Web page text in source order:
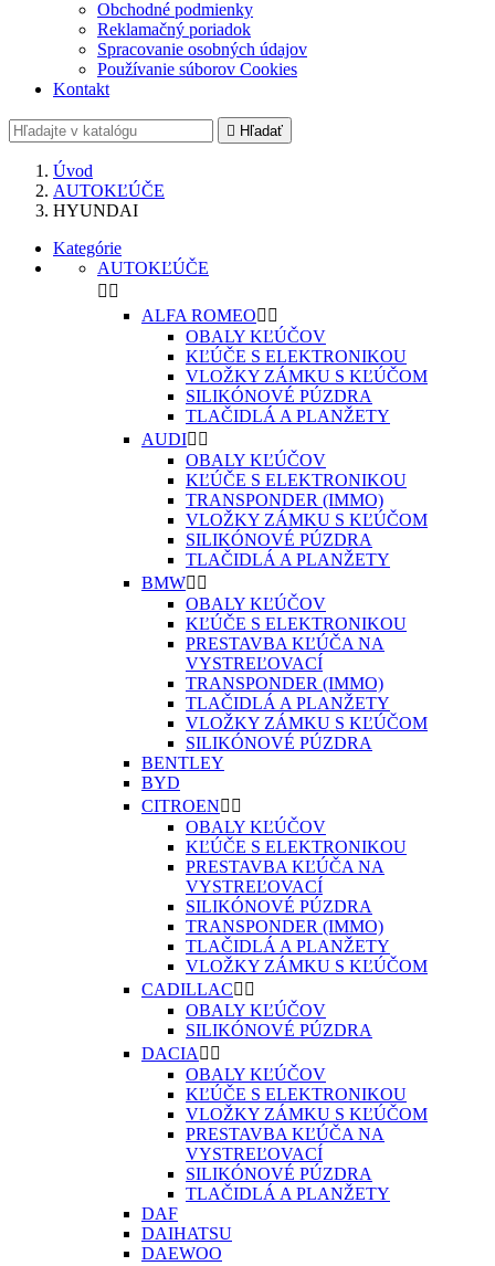
Obchodné podmienky
Reklamačný poriadok
Spracovanie osobných údajov
Používanie súborov Cookies
Kontakt
 Hľadať
Úvod
AUTOKĽÚČE
HYUNDAI
Kategórie
AUTOKĽÚČE
 
ALFA ROMEO 
OBALY KĽÚČOV
KĽÚČE S ELEKTRONIKOU
VLOŽKY ZÁMKU S KĽÚČOM
SILIKÓNOVÉ PÚZDRA
TLAČIDLÁ A PLANŽETY
AUDI 
OBALY KĽÚČOV
KĽÚČE S ELEKTRONIKOU
TRANSPONDER (IMMO)
VLOŽKY ZÁMKU S KĽÚČOM
SILIKÓNOVÉ PÚZDRA
TLAČIDLÁ A PLANŽETY
BMW 
OBALY KĽÚČOV
KĽÚČE S ELEKTRONIKOU
PRESTAVBA KĽÚČA NA
VYSTREĽOVACÍ
TRANSPONDER (IMMO)
TLAČIDLÁ A PLANŽETY
VLOŽKY ZÁMKU S KĽÚČOM
SILIKÓNOVÉ PÚZDRA
BENTLEY
BYD
CITROEN 
OBALY KĽÚČOV
KĽÚČE S ELEKTRONIKOU
PRESTAVBA KĽÚČA NA
VYSTREĽOVACÍ
SILIKÓNOVÉ PÚZDRA
TRANSPONDER (IMMO)
TLAČIDLÁ A PLANŽETY
VLOŽKY ZÁMKU S KĽÚČOM
CADILLAC 
OBALY KĽÚČOV
SILIKÓNOVÉ PÚZDRA
DACIA  
OBALY KĽÚČOV
KĽÚČE S ELEKTRONIKOU
VLOŽKY ZÁMKU S KĽÚČOM
PRESTAVBA KĽÚČA NA
VYSTREĽOVACÍ
SILIKÓNOVÉ PÚZDRA
TLAČIDLÁ A PLANŽETY
DAF
DAIHATSU
DAEWOO